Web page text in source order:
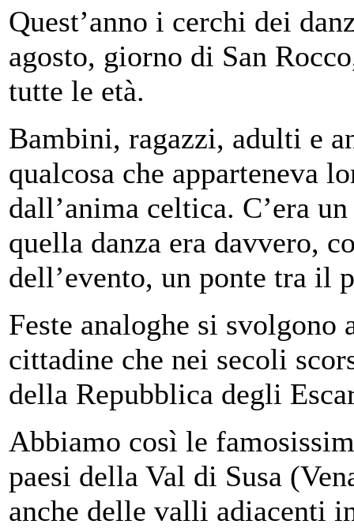
Quest’anno i cerchi dei
agosto, giorno di San
tutte le età.
Bambini, ragazzi, adulti e
qualcosa che apparteneva
dall’anima celtica. C’era
quella danza era davvero,
dell’evento, un ponte tra il
Feste analoghe si svolgono
cittadine che nei secoli
della Repubblica degli
Abbiamo così le
paesi della Val di Susa
anche delle valli adiacenti